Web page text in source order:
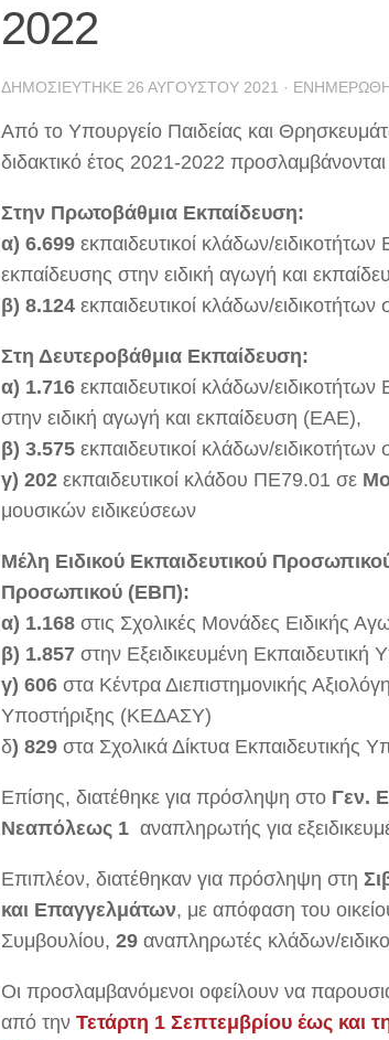
2022
ΔΗΜΟΣΙΕΎΤΗΚΕ 26 ΑΥΓΟΎΣΤΟΥ 2021 ·
Από το Υπουργείο Παιδείας και
διδακτικό έτος 2021-2022
Στην Πρωτοβάθμια Εκπαίδευση:
α) 6.699 εκπαιδευτικοί κλάδων/
εκπαίδευσης στην ειδική αγωγή και
β) 8.124 εκπαιδευτικοί κλάδων/ειδικοτήτων
Στη Δευτεροβάθμια Εκπαίδευση:
α) 1.716 εκπαιδευτικοί κλάδων/
στην ειδική αγωγή και εκπαίδευση (ΕΑΕ),
β) 3.575 εκπαιδευτικοί κλάδων/ειδικοτήτων
γ) 202 εκπαιδευτικοί κλάδου ΠΕ79.01 σε
μουσικών ειδικεύσεων
Μέλη Ειδικού Εκπαιδευτικού
Προσωπικού (ΕΒΠ):
α) 1.168 στις Σχολικές Μονάδες Ειδικής
β) 1.857 στην Εξειδικευμένη
γ) 606 στα Κέντρα Διεπιστημονικής
Υποστήριξης (ΚΕΔΑΣΥ)
δ) 829 στα Σχολικά Δίκτυα
Επίσης, διατέθηκε για πρόσληψη στο Γεν.
Νεαπόλεως 1 αναπληρωτής για
Επιπλέον, διατέθηκαν για πρόσληψη στη
και Επαγγελμάτων, με απόφαση του
Συμβουλίου, 29 αναπληρωτές κλάδων/
Οι προσλαμβανόμενοι οφείλουν να
από την Τετάρτη 1 Σεπτεμβρίου έως και